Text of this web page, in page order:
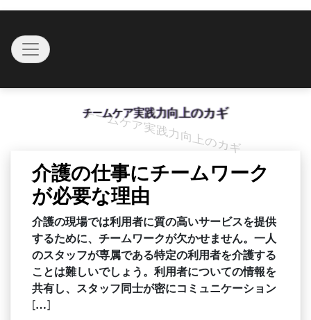
contentToggle navigation
チームケア実践力向上のカギ
介護の仕事にチームワーク
が必要な理由
介護の現場では利用者に質の高いサービスを提供
するために、チームワークが欠かせません。一人
のスタッフが専属である特定の利用者を介護する
ことは難しいでしょう。利用者についての情報を
共有し、スタッフ同士が密にコミュニケーション
[…]